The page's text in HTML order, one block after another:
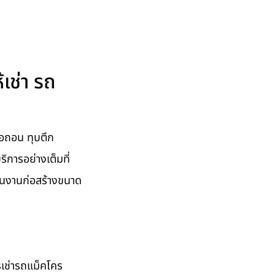
ช่า รถ
ถอน ทุบตึก
การอย่างเต็มที่
านก่อสร้างขนาด
ช่ารถแม็คโคร